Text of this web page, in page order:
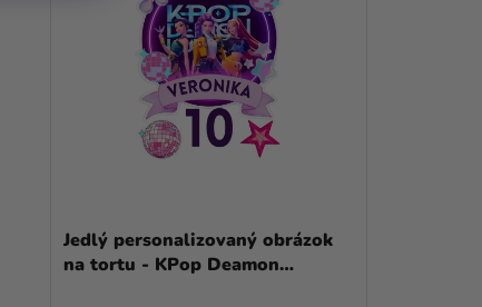
Jedlý personalizovaný obrázok
na tortu - KPop Deamon